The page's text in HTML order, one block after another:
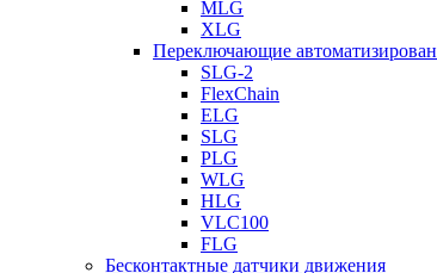
MLG
XLG
Переключающие
SLG-2
FlexChain
ELG
SLG
PLG
WLG
HLG
VLC100
FLG
Бесконтактные датчики движения